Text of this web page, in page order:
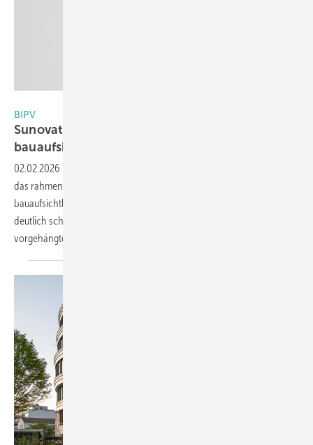
BIPV
Sunovation: PV-Fassadenelement jetzt mit
bauaufsichtlicher Zulassung
02.02.2026
das rahmenlose PV-Fassadenelement von Sunovation die allgemeine
bauaufsichtliche Zulassung (abZ) erteilt. Damit wird der Weg für
deutlich schnellere, genehmigungsfreie BIPV Fassaden in
vorgehängten hinterlüfteten Systemen